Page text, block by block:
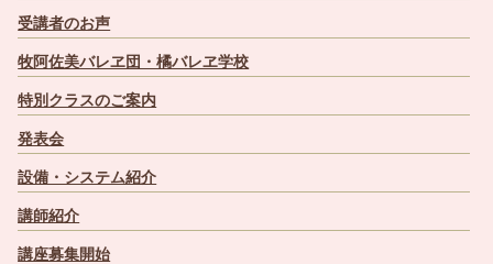
受講者のお声
牧阿佐美バレヱ団・橘バレヱ学校
特別クラスのご案内
発表会
設備・システム紹介
講師紹介
講座募集開始